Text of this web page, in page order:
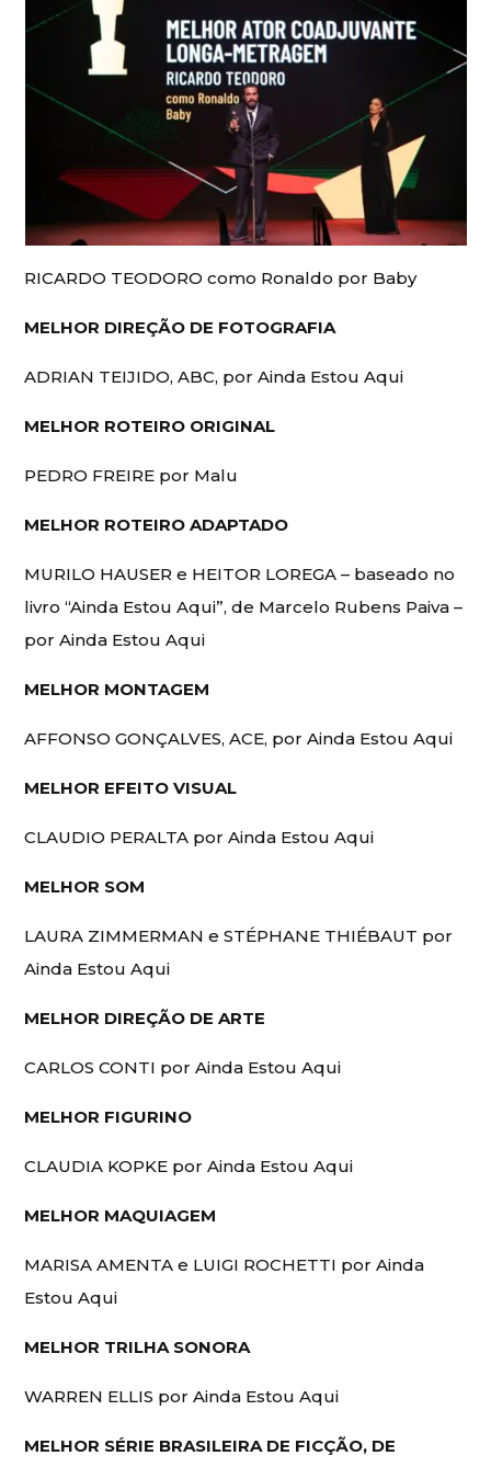
RICARDO TEODORO como Ronaldo por Baby
MELHOR DIREÇÃO DE FOTOGRAFIA
ADRIAN TEIJIDO, ABC, por Ainda Estou Aqui
MELHOR ROTEIRO ORIGINAL
PEDRO FREIRE por Malu
MELHOR ROTEIRO ADAPTADO
MURILO HAUSER e HEITOR LOREGA – baseado no
livro “Ainda Estou Aqui”, de Marcelo Rubens Paiva –
por Ainda Estou Aqui
MELHOR MONTAGEM
AFFONSO GONÇALVES, ACE, por Ainda Estou Aqui
MELHOR EFEITO VISUAL
CLAUDIO PERALTA por Ainda Estou Aqui
MELHOR SOM
LAURA ZIMMERMAN e STÉPHANE THIÉBAUT por
Ainda Estou Aqui
MELHOR DIREÇÃO DE ARTE
CARLOS CONTI por Ainda Estou Aqui
MELHOR FIGURINO
CLAUDIA KOPKE por Ainda Estou Aqui
MELHOR MAQUIAGEM
MARISA AMENTA e LUIGI ROCHETTI por Ainda
Estou Aqui
MELHOR TRILHA SONORA
WARREN ELLIS por Ainda Estou Aqui
MELHOR SÉRIE BRASILEIRA DE FICÇÃO, DE